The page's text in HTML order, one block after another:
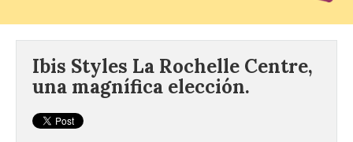
Ibis Styles La Rochelle Centre,
una magnífica elección.